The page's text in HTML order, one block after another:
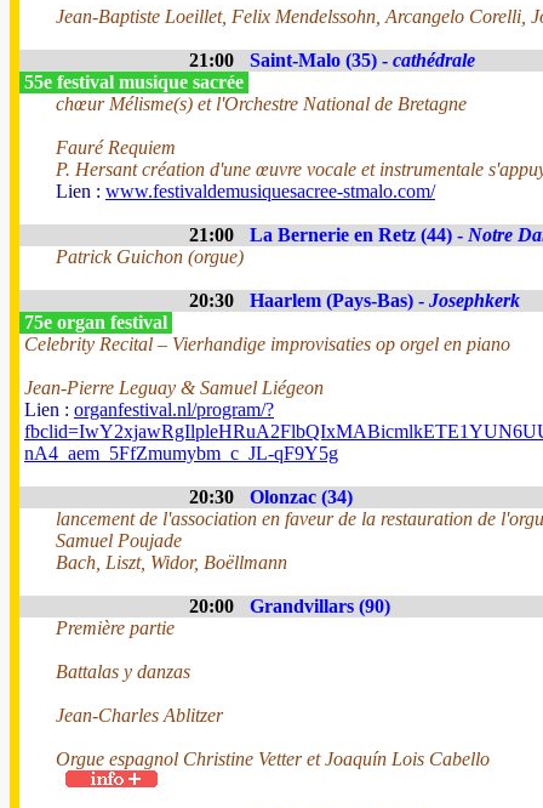
Jean-Baptiste Loeillet, Felix Mendelssohn, Arcangelo Corelli,
21:00 Saint-Malo (35) - cathédrale
55e festival musique sacrée
chœur Mélisme(s) et l'Orchestre National de Bretagne
Fauré Requiem
P. Hersant création d'une œuvre vocale et instrumentale
Lien : www.festivaldemusiquesacree-stmalo.com/
21:00 La Bernerie en Retz (44) - Notre
Patrick Guichon (orgue)
20:30 Haarlem (Pays-Bas) - Josephkerk
75e organ festival
Celebrity Recital – Vierhandige improvisaties op orgel en piano
Jean-Pierre Leguay & Samuel Liégeon
Lien : organfestival.nl/program/?
nA4_aem_5FfZmumybm_c_JL-qF9Y5g
20:30
Olonzac (34)
lancement de l'association en faveur de la restauration de
Samuel Poujade
Bach, Liszt, Widor, Boëllmann
20:00
Grandvillars (90)
Première partie
Battalas y danzas
Jean-Charles Ablitzer
Orgue espagnol Christine Vetter et Joaquín Lois Cabello